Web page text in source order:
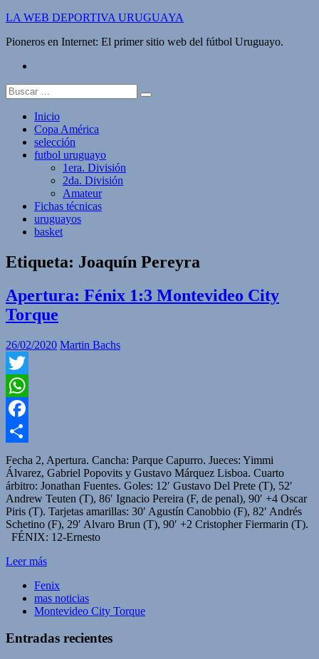
Saltar
contenido
LA WEB DEPORTIVA URUGUAYA
Pioneros en Internet: El primer sitio web del fútbol Uruguayo.
Buscar:
Inicio
Copa América
selección
futbol uruguayo
1era. División
2da. División
Amateur
Fichas técnicas
uruguayos
basket
Etiqueta: Joaquín Pereyra
Apertura: Fénix 1:3 Montevideo City
Torque
26/02/2020 Martin Bachs
Twitter
WhatsApp
Facebook
Compartir
Fecha 2, Apertura. Cancha: Parque Capurro. Jueces: Yimmi
Álvarez, Gabriel Popovits y Gustavo Márquez Lisboa. Cuarto
árbitro: Jonathan Fuentes. Goles: 12′ Gustavo Del Prete (T), 52′
Andrew Teuten (T), 86′ Ignacio Pereira (F, de penal), 90′ +4 Oscar
Piris (T). Tarjetas amarillas: 30′ Agustín Canobbio (F), 82′ Andrés
Schetino (F), 29′ Alvaro Brun (T), 90′ +2 Cristopher Fiermarin (T).
FÉNIX: 12-Ernesto
Leer más
Fenix
mas noticias
Montevideo City Torque
Entradas recientes